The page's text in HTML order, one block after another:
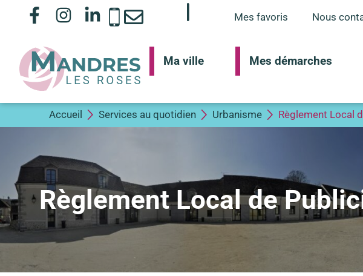
Mes favoris Nous
Ma ville Mes démarches
Accueil Services au quotidien Urbanisme Règlement Local
Règlement Local de